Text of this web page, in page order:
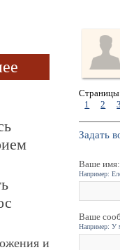
и
1
2 3
Задать
Ваше имя:
Например:
Ваше
Например: У